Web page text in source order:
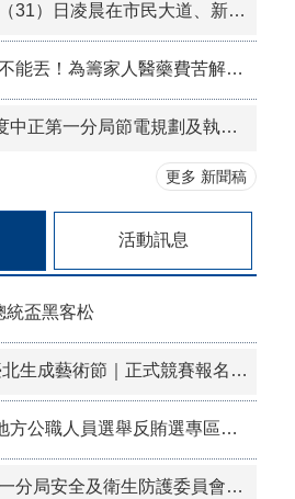
凌晨在市民大道、新生南路口計程車停於內側車道案新聞說明
籌家人醫藥費苦解「1300萬定存」 中正一警跨區全程護送
正第一分局節電規劃及執行成效
更多 新聞稿
活動訊息
統盃黑客松
生成藝術節｜正式競賽報名開跑
職人員選舉反賄選專區（檢舉管道及情資窗口）
局安全及衛生防護委員會115年度書面報告